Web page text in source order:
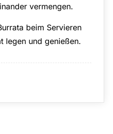
vermengen.
beim Servieren
legen und genießen.